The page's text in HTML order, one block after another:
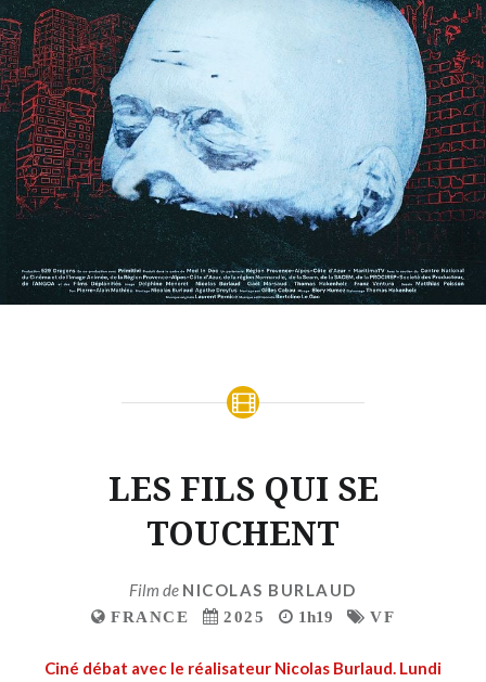
LES FILS QUI SE
TOUCHENT
Film de NICOLAS BURLAUD
FRANCE 2025 1h19 VF
Ciné débat avec le réalisateur Nicolas Burlaud. Lundi